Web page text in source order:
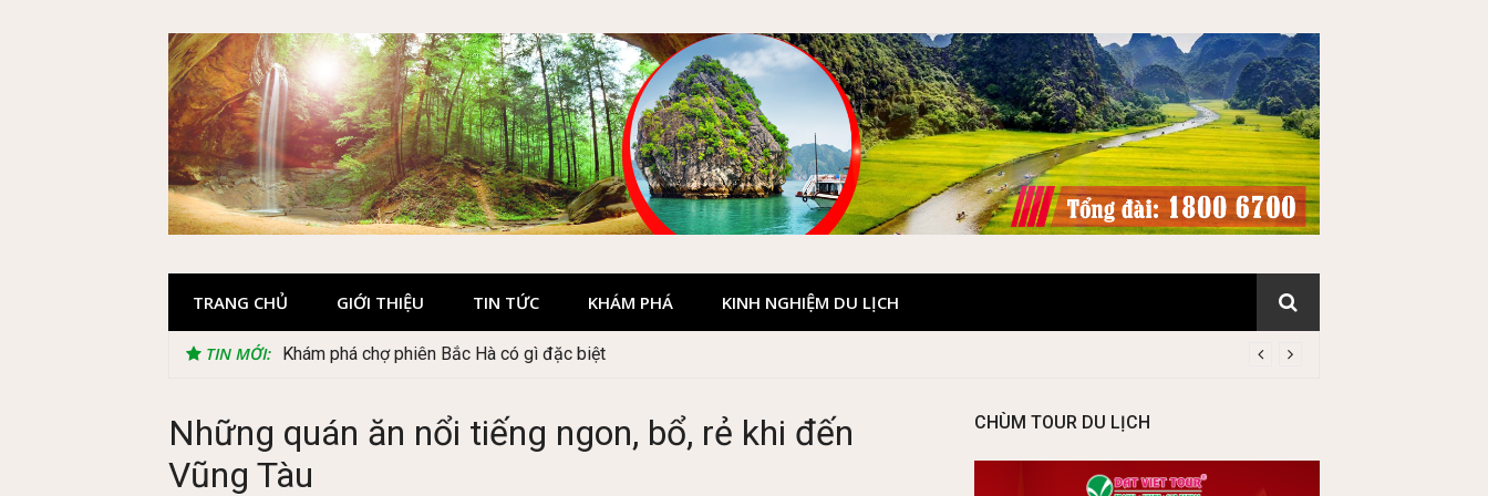
TRANG CHỦ GIỚI THIỆU TIN TỨC KHÁM PHÁ KINH NGHIỆM DU LỊCH
TIN MỚI: Lễ 2/9 đi Phú Quốc: Nên đi tour hay tự túc tiết kiệm hơn
Những quán ăn nổi tiếng ngon, bổ, rẻ khi đến
Vũng Tàu
CHÙM TOUR DU LỊCH